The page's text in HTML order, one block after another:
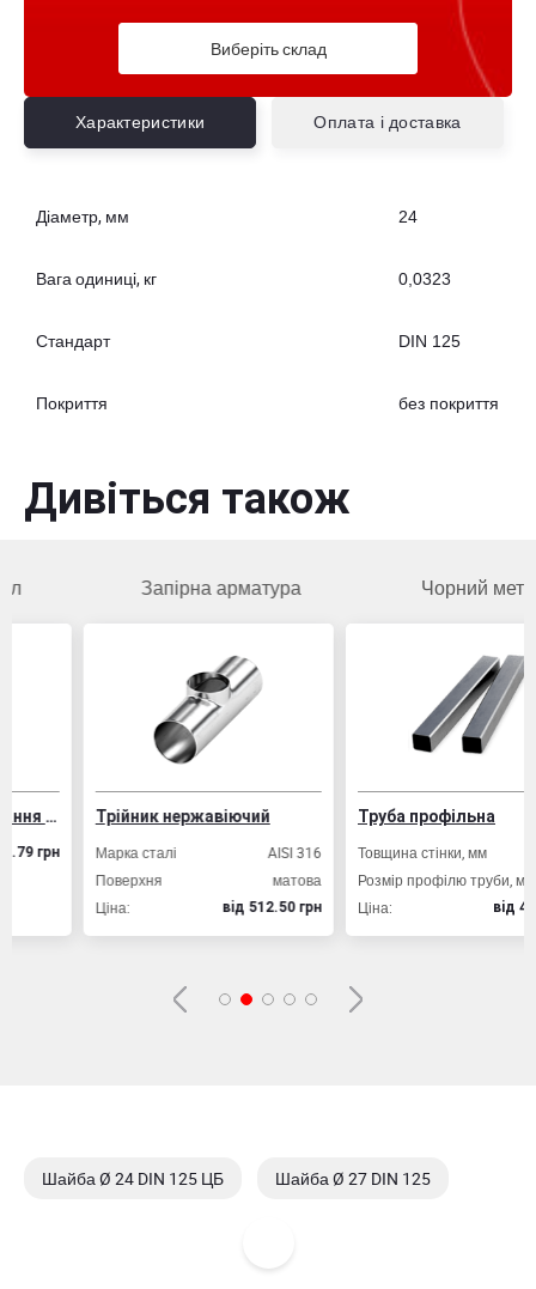
Виберіть склад
Характеристики Оплата і доставка
Діаметр, мм 24
Вага одиниці, кг 0,0323
Стандарт DIN 125
Покриття без покриття
Дивіться також
Запірна арматура
Трійник нержавіючий
Марка сталі
AISI 316
Поверхня
матова
вiд 512.50 грн
Чорний метал
Труба профільна
Товщина стінки, мм
Розмір профілю труби, мм
Ціна:
вiд 49.80
Шайба Ø 24 DIN 125 ЦБ Шайба Ø 27 DIN 125